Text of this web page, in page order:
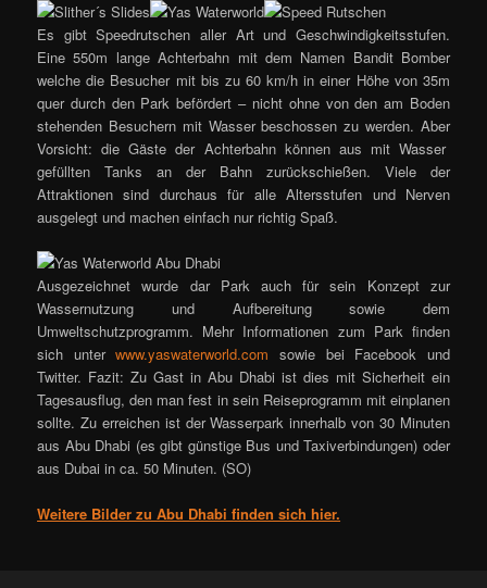
Es gibt Speedrutschen aller Art und Geschwindigkeitsstufen.
Eine 550m lange Achterbahn mit dem Namen Bandit Bomber
welche die Besucher mit bis zu 60 km/h in einer Höhe von 35m
quer durch den Park befördert – nicht ohne von den am Boden
stehenden Besuchern mit Wasser beschossen zu werden. Aber
Vorsicht: die Gäste der Achterbahn können aus mit Wasser
gefüllten Tanks an der Bahn zurückschießen. Viele der
Attraktionen sind durchaus für alle Altersstufen und Nerven
ausgelegt und machen einfach nur richtig Spaß.
Ausgezeichnet wurde dar Park auch für sein Konzept zur
Wassernutzung und Aufbereitung sowie dem
Umweltschutzprogramm. Mehr Informationen zum Park finden
sich unterwww.yaswaterworld.com sowie bei Facebook und
Twitter. Fazit: Zu Gast in Abu Dhabi ist dies mit Sicherheit ein
Tagesausflug, den man fest in sein Reiseprogramm mit einplanen
sollte. Zu erreichen ist der Wasserpark innerhalb von 30 Minuten
aus Abu Dhabi (es gibt günstige Bus und Taxiverbindungen) oder
aus Dubai in ca. 50 Minuten. (SO)
Weitere Bilder zu Abu Dhabi finden sich hier.